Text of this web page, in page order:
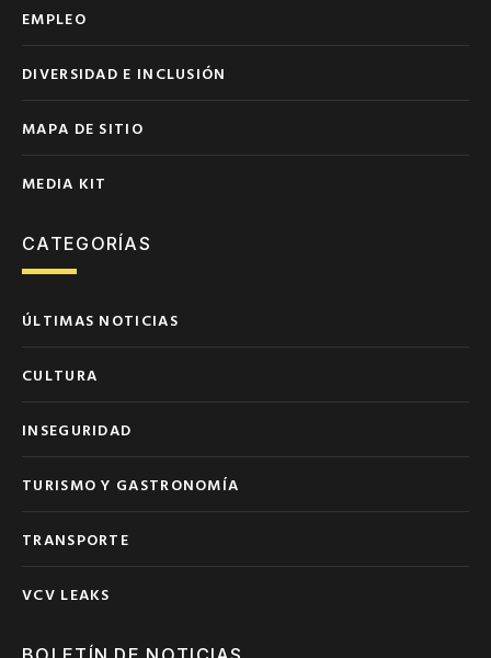
EMPLEO
DIVERSIDAD E INCLUSIÓN
MAPA DE SITIO
MEDIA KIT
CATEGORÍAS
ÚLTIMAS NOTICIAS
CULTURA
INSEGURIDAD
TURISMO Y GASTRONOMÍA
TRANSPORTE
VCV LEAKS